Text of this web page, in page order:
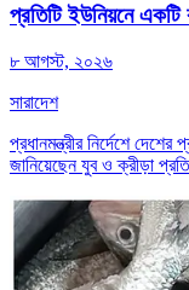
প্রতিটি ইউনিয়নে
৮ আগস্ট, ২০২৬
সারাদেশ
প্রধানমন্ত্রীর নির্দেশে
জানিয়েছেন যুব ও ক্রীড়া